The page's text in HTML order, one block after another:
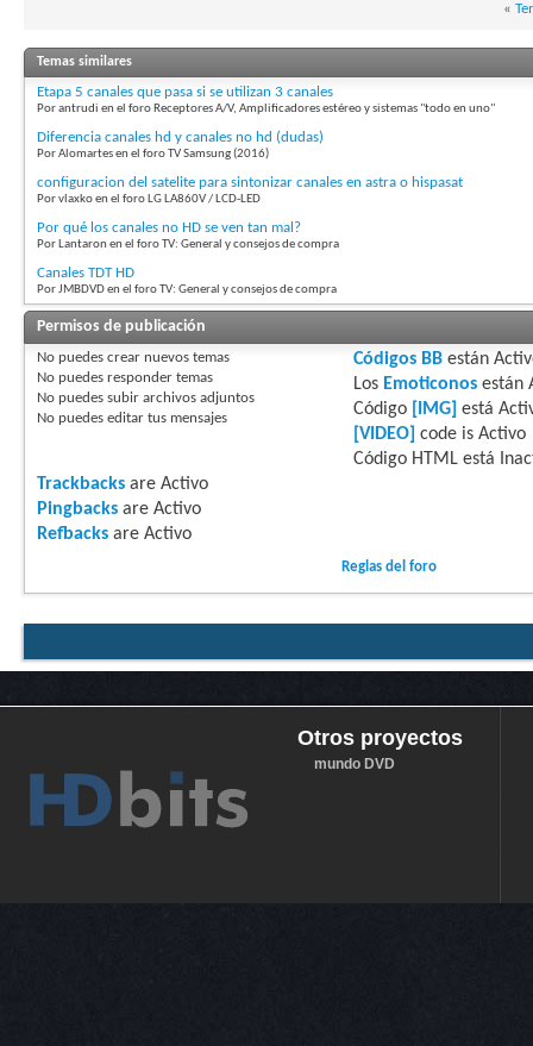
«
Temas similares
Etapa 5 canales que pasa si se utilizan 3 canales
Por antrudi en el foro Receptores A/V, Amplificadores estéreo y sistemas "todo en uno"
Diferencia canales hd y canales no hd (dudas)
Por Alomartes en el foro TV Samsung (2016)
configuracion del satelite para sintonizar canales en astra o hispasat
Por vlaxko en el foro LG LA860V / LCD-LED
Por qué los canales no HD se ven tan mal?
Por Lantaron en el foro TV: General y consejos de compra
Canales TDT HD
Por JMBDVD en el foro TV: General y consejos de compra
Permisos de publicación
No puedes crear nuevos temas
No puedes responder temas
No puedes subir archivos adjuntos
No puedes editar tus mensajes
Códigos BBestán
Los Emoticonosestán
Código
[IMG] está
[VIDEO] code is Activo
Código HTML está
Trackbacks are Activo
Pingbacks are Activo
Refbacks are Activo
Reglas del foro
Otros proyectos
mundo DVD